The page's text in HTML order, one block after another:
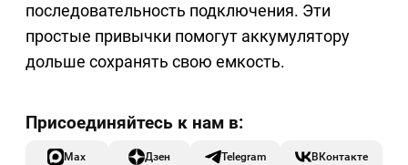
последовательность подключения. Эти
простые привычки помогут аккумулятору
дольше сохранять свою емкость.
Max Дзен Telegram ВКонтакте